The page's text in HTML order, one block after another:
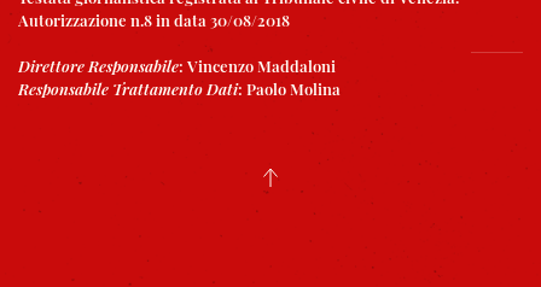
Autorizzazione n.8 in data 30/08/2018
Direttore Responsabile: Vincenzo Maddaloni
Responsabile Trattamento Dati: Paolo Molina